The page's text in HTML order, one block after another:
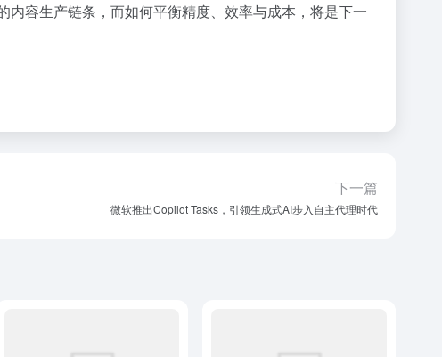
容生产链条，而如何平衡精度、效率与成本，将是下一
下一篇
微软推出Copilot Tasks，引领生成式AI步入自主代理时代